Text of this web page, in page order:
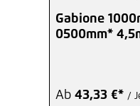
Gabione
0500mm*
Ab 43,33 €* /